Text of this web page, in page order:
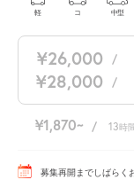
軽 コ 中型
¥26,000 /
¥28,000 /
¥1,870 / 13時
募集再開までしばらく